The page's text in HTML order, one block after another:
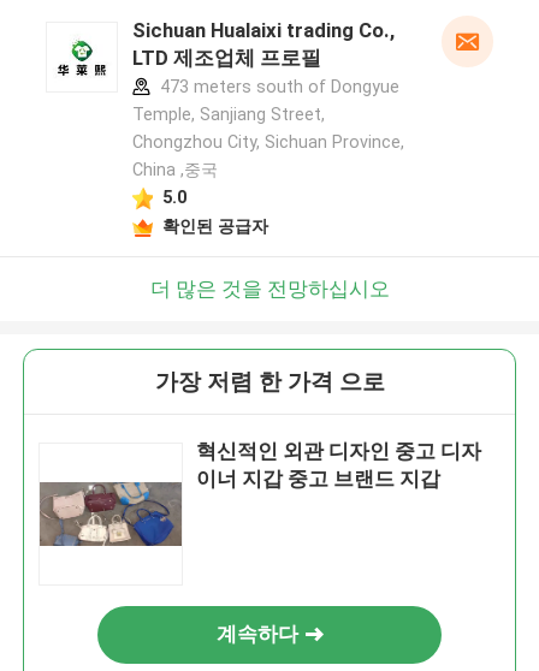
Sichuan Hualaixi trading Co.,
LTD 제조업체 프로필
473 meters south of Dongyue
Temple, Sanjiang Street,
Chongzhou City, Sichuan Province,
China ,중국
5.0
확인된 공급자
더 많은 것을 전망하십시오
가장 저렴 한 가격 으로
혁신적인 외관 디자인 중고 디자
이너 지갑 중고 브랜드 지갑
계속하다